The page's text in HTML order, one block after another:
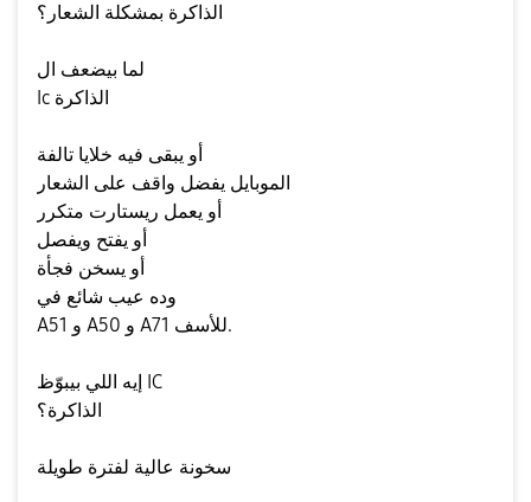
الذاكرة بمشكلة الشعار؟
لما بيضعف ال
Ic الذاكرة
أو يبقى فيه خلايا تالفة
الموبايل يفضل واقف على الشعار
أو يعمل ريستارت متكرر
أو يفتح ويفصل
أو يسخن فجأة
وده عيب شائع في
A51 و A50 و A71 للأسف.
إيه اللي بيبوّظ IC
الذاكرة؟
سخونة عالية لفترة طويلة